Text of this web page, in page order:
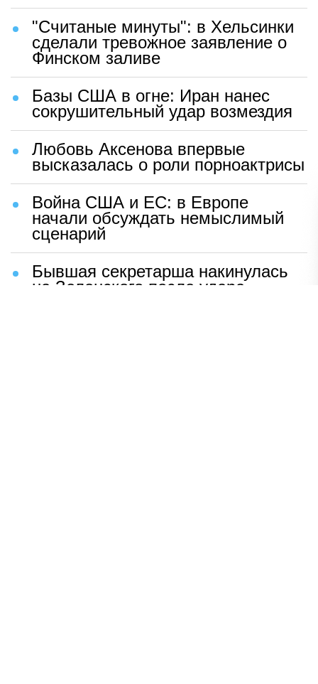
"Считаные минуты": в Хельсинки
сделали тревожное заявление о
Финском заливе
Базы США в огне: Иран нанес
сокрушительный удар возмездия
Любовь Аксенова впервые
высказалась о роли порноактрисы
Война США и ЕС: в Европе
начали обсуждать немыслимый
сценарий
Бывшая секретарша накинулась
на Зеленского после удара